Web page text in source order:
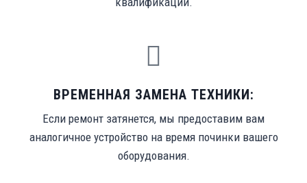
ВРЕМЕННАЯ ЗАМЕНА ТЕХНИКИ:
Если ремонт затянется, мы предоставим вам
аналогичное устройство на время починки вашего
оборудования.